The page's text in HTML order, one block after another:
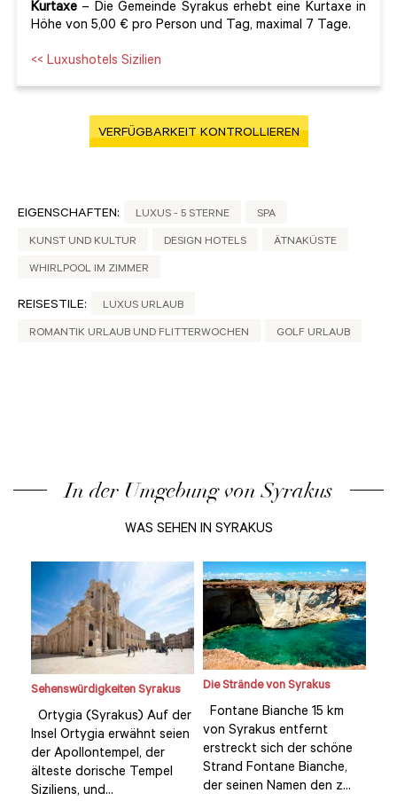
Kurtaxe – Die Gemeinde Syrakus erhebt eine Kurtaxe in
Höhe von 5,00 € pro Person und Tag, maximal 7 Tage.
<< Luxushotels Sizilien
VERFÜGBARKEIT KONTROLLIEREN
EIGENSCHAFTEN: LUXUS - 5 STERNE SPA
KUNST UND KULTUR DESIGN HOTELS ÄTNAKÜSTE
WHIRLPOOL IM ZIMMER
REISESTILE: LUXUS URLAUB
ROMANTIK URLAUB UND FLITTERWOCHEN GOLF URLAUB
In der Umgebung von Syrakus
WAS SEHEN IN SYRAKUS
Sehenswürdigkeiten Syrakus
Ortygia (Syrakus) Auf der
Insel Ortygia erwähnt seien
der Apollontempel, der
älteste dorische Tempel
Siziliens, und...
Die Strände von Syrakus
Fontane Bianche 15 km
von Syrakus entfernt
erstreckt sich der schöne
Strand Fontane Bianche,
der seinen Namen den z...